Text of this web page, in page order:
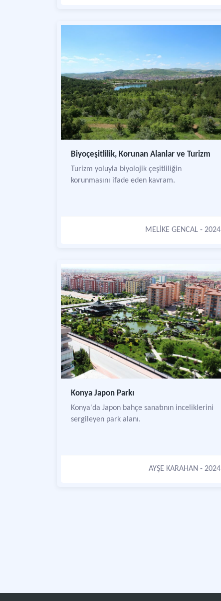
Biyoçeşitlilik, Korunan Alanlar ve Turizm
Turizm yoluyla biyolojik çeşitliliğin
korunmasını ifade eden kavram.
MELİKE GENCAL - 2024
Konya Japon Parkı
Konya'da Japon bahçe sanatının inceliklerini
sergileyen park alanı.
AYŞE KARAHAN - 2024